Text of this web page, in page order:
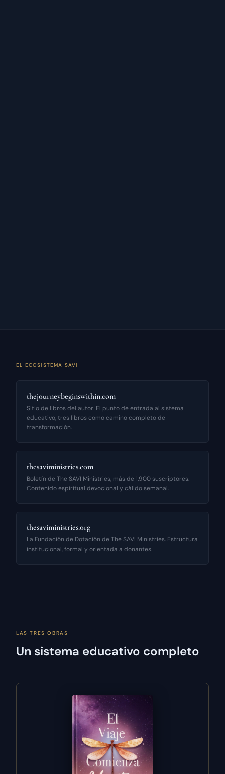
EL ECOSISTEMA SAVI
thejourneybeginswithin.com
Sitio de libros del autor. El punto de entrada al sistema
educativo, tres libros como camino completo de
transformación.
thesaviministries.com
Boletín de The SAVI Ministries, más de 1.900 suscriptores.
Contenido espiritual devocional y cálido semanal.
thesaviministries.org
La Fundación de Dotación de The SAVI Ministries. Estructura
institucional, formal y orientada a donantes.
LAS TRES OBRAS
Un sistema educativo completo